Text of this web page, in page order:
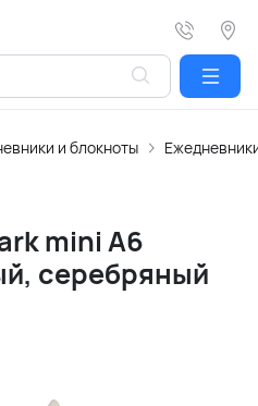
и блокноты
mini A6
серебряный